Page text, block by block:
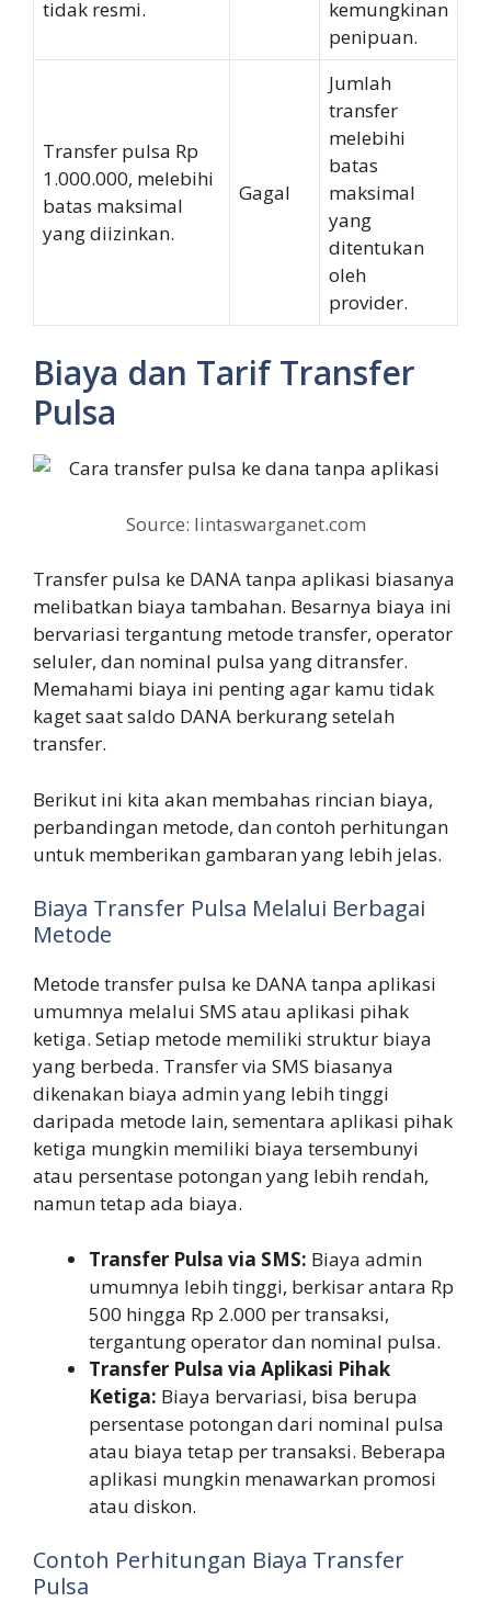
tidak resmi.
kemungkinan
penipuan.
Transfer pulsa Rp
1.000.000, melebihi
batas maksimal
yang diizinkan.
Gagal
Jumlah
transfer
melebihi
batas
maksimal
yang
ditentukan
oleh
provider.
Biaya dan Tarif Transfer
Pulsa
Source: lintaswarganet.com
Transfer pulsa ke DANA tanpa aplikasi biasanya
melibatkan biaya tambahan. Besarnya biaya ini
bervariasi tergantung metode transfer, operator
seluler, dan nominal pulsa yang ditransfer.
Memahami biaya ini penting agar kamu tidak
kaget saat saldo DANA berkurang setelah
transfer.
Berikut ini kita akan membahas rincian biaya,
perbandingan metode, dan contoh perhitungan
untuk memberikan gambaran yang lebih jelas.
Biaya Transfer Pulsa Melalui Berbagai
Metode
Metode transfer pulsa ke DANA tanpa aplikasi
umumnya melalui SMS atau aplikasi pihak
ketiga. Setiap metode memiliki struktur biaya
yang berbeda. Transfer via SMS biasanya
dikenakan biaya admin yang lebih tinggi
daripada metode lain, sementara aplikasi pihak
ketiga mungkin memiliki biaya tersembunyi
atau persentase potongan yang lebih rendah,
namun tetap ada biaya.
Transfer Pulsa via SMS: Biaya admin
umumnya lebih tinggi, berkisar antara Rp
500 hingga Rp 2.000 per transaksi,
tergantung operator dan nominal pulsa.
Transfer Pulsa via Aplikasi Pihak
Ketiga: Biaya bervariasi, bisa berupa
persentase potongan dari nominal pulsa
atau biaya tetap per transaksi. Beberapa
aplikasi mungkin menawarkan promosi
atau diskon.
Contoh Perhitungan Biaya Transfer
Pulsa